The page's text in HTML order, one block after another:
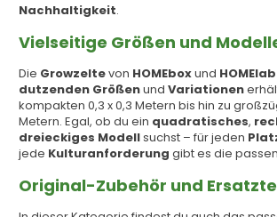
Nachhaltigkeit.
Vielseitige Größen und
Die Growzeltevon HOMEboxund HOMElab
dutzenden Größenund Variationen
kompakten 0,3 x 0,3 Metern bis hin zu
Metern. Egal, ob du ein quadratisches,
dreieckiges Modellsuchst – für jeden
jede Kulturanforderung gibt es die
Original-Zubehör und